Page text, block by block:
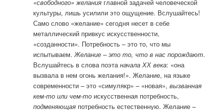
«свободного» желанияглавной задачей человеческой
культуры, лишь усилили это ощущение. Вслушайтесь!
Само слово «желание» сегодня несет в себе
металлический привкус искусственности,
«созданности». Потребность – это то, что мы
испытываем. Желание – это то, что в нас порождают.
Вслушайтесь в слова поэта начала ХХ века: «она
вызвала в нем огонь желания!». Желание, на языке
современности – это «симулякр» – «новая», вызванная
кем-то или чем-тоискусственная потребность,
подменяющаяпотребность естественную. Желание –